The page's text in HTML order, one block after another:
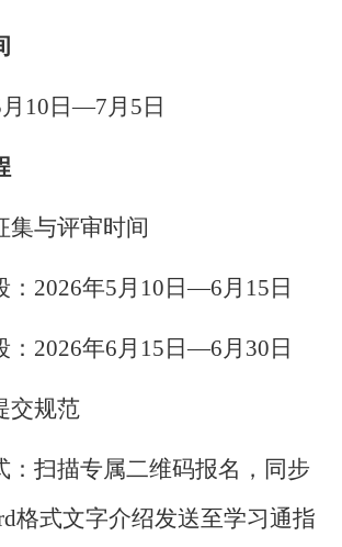
10日—7月5日
与评审时间
2026年5月10日—6月15日
2026年6月15日—6月30日
规范
扫描专属二维码报名，同步
格式文字介绍发送至学习通指